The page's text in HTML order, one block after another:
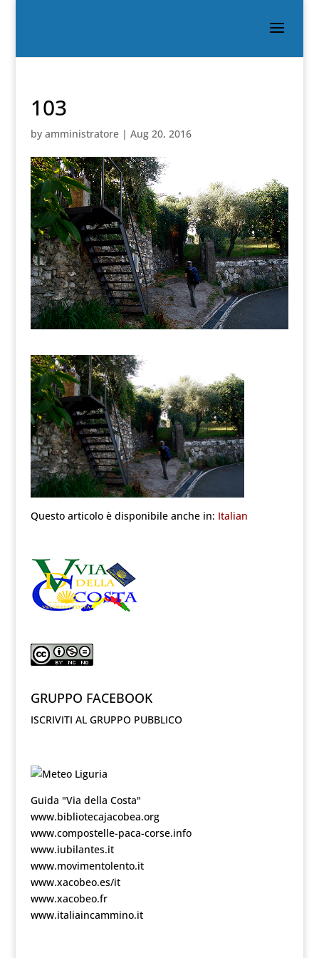
103
by amministratore| Aug 20, 2016
Questo articolo è disponibile anche in: Italian
GRUPPO FACEBOOK
ISCRIVITI AL GRUPPO PUBBLICO
Guida "Via della Costa"
www.bibliotecajacobea.org
www.compostelle-paca-corse.info
www.iubilantes.it
www.movimentolento.it
www.xacobeo.es/it
www.xacobeo.fr
www.italiaincammino.it